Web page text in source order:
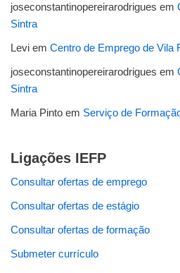
joseconstantinopereirarodrigues em
Sintra
Levi em Centro de Emprego de Vila
joseconstantinopereirarodrigues em
Sintra
Maria Pinto em Serviço de
Ligações IEFP
Consultar ofertas de emprego
Consultar ofertas de estágio
Consultar ofertas de formação
Submeter currículo